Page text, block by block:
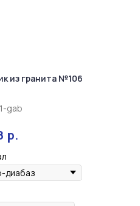
из гранита №106
gab
р.